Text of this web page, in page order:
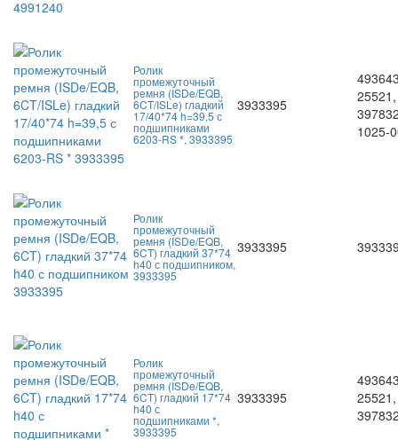
Ролик
промежуточный
ремня (ISDe/EQB,
6CT/ISLe) гладкий
17/40*74 h=39,5 с
подшипниками
6203-RS *, 3933395
3933395
1025-
Ролик
промежуточный
ремня (ISDe/EQB,
6CT) гладкий 37*74
h40 с подшипником,
3933395
3933395
Ролик
промежуточный
ремня (ISDe/EQB,
6CT) гладкий 17*74
h40 с
подшипниками *,
3933395
3933395